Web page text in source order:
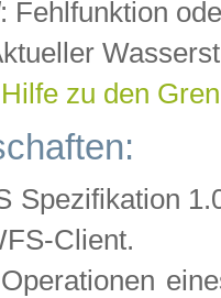
: Fehlfunktion
Hilfe zu den
Spezifikation
Client.